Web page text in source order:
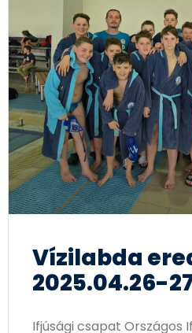
Vízilabda
2025.04.26-
Ifjúsági csapat Országos